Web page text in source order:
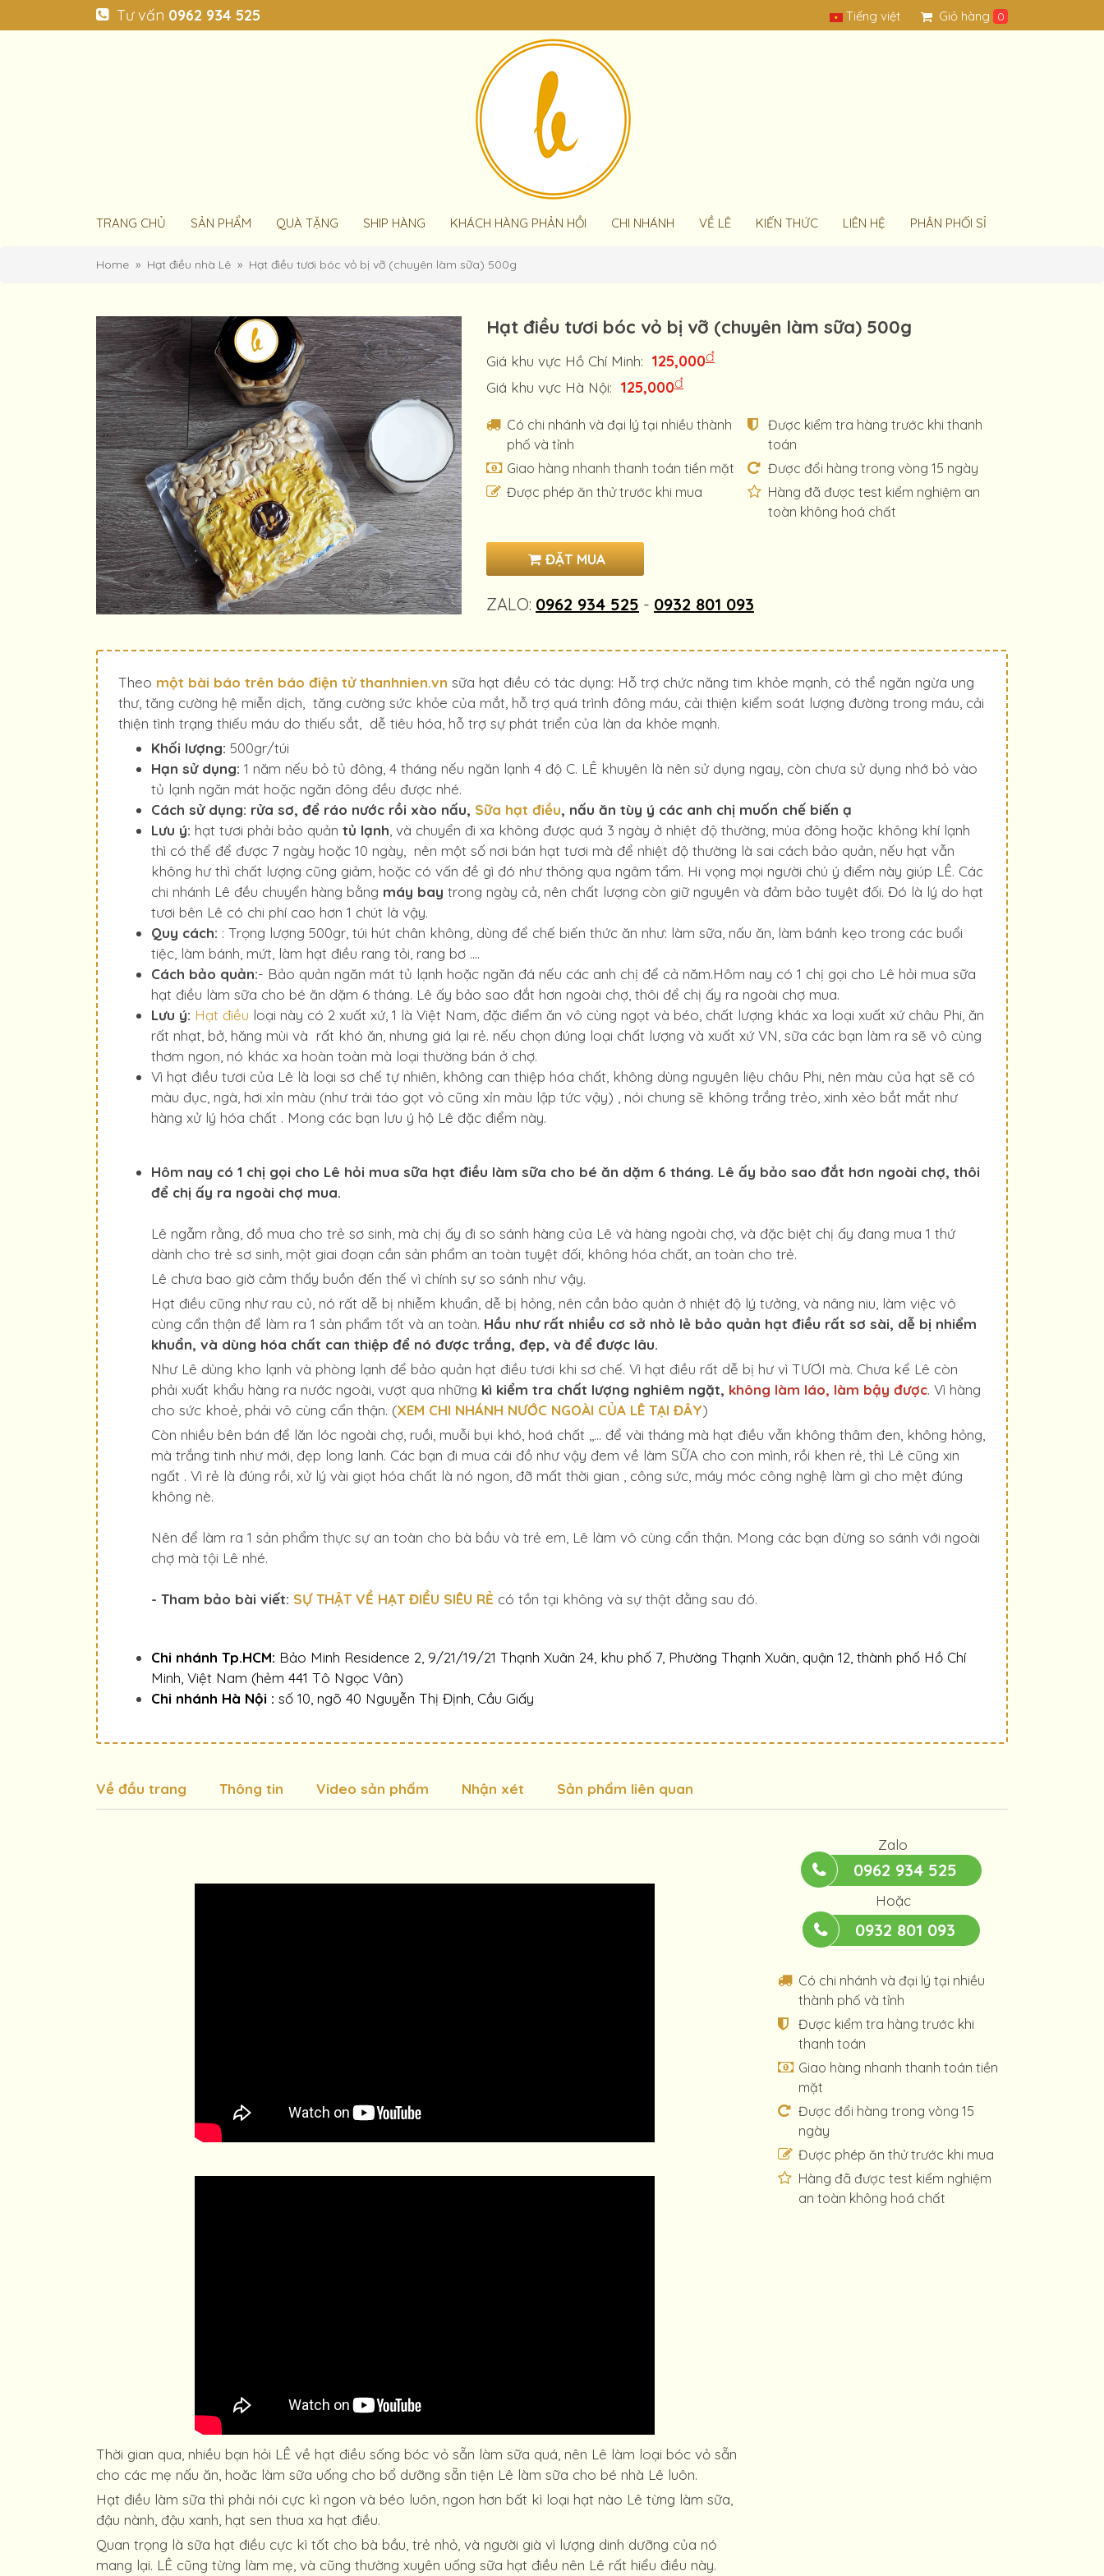
Tư vấn 0962 934 525 Tiếng việt Giỏ hàng 0
TRANG CHỦ SẢN PHẨM QUÀ TẶNG SHIP HÀNG KHÁCH HÀNG PHẢN HỒI CHI NHÁNH VỀ LÊ KIẾN THỨC LIÊN HỆ PHÂN PHỐI SỈ
Home Hạt điều nhà Lê Hạt điều tươi bóc vỏ bị vỡ (chuyên làm sữa) 500g
Hạt điều tươi bóc vỏ bị vỡ (chuyên làm sữa) 500g
Giá khu vực Hồ Chí Minh: 125,000đ
Giá khu vực Hà Nội: 125,000đ
Có chi nhánh và đại lý tại nhiều thành
phố và tỉnh
Được kiểm tra hàng trước khi thanh
toán
Giao hàng nhanh thanh toán tiền mặt
Được đổi hàng trong vòng 15 ngày
Được phép ăn thử trước khi mua
Hàng đã được test kiểm nghiệm an
toàn không hoá chất
ĐẶT MUA
ZALO: 0962 934 525 - 0932 801 093
Theo một bài báo trên báo điện tử thanhnien.vn sữa hạt điều có tác dụng: Hỗ trợ chức năng tim khỏe mạnh, có thể ngăn ngừa ung
thư, tăng cường hệ miễn dịch, tăng cường sức khỏe của mắt, hỗ trợ quá trình đông máu, cải thiện kiểm soát lượng đường trong máu, cải
thiện tình trạng thiếu máu do thiếu sắt, dễ tiêu hóa, hỗ trợ sự phát triển của làn da khỏe mạnh.
Khối lượng: 500gr/túi
Hạn sử dụng: 1 năm nếu bỏ tủ đông, 4 tháng nếu ngăn lạnh 4 độ C. LÊ khuyên là nên sử dụng ngay, còn chưa sử dụng nhớ bỏ vào
tủ lạnh ngăn mát hoặc ngăn đông đều được nhé.
Cách sử dụng: rửa sơ, để ráo nước rồi xào nấu, Sữa hạt điều, nấu ăn tùy ý các anh chị muốn chế biến ạ
Lưu ý: hạt tươi phải bảo quản tủ lạnh , và chuyển đi xa không được quá 3 ngày ở nhiệt độ thường, mùa đông hoặc không khí lạnh
thì có thể để được 7 ngày hoặc 10 ngày, nên một số nơi bán hạt tươi mà để nhiệt độ thường là sai cách bảo quản, nếu hạt vẫn
không hư thì chất lượng cũng giảm, hoặc có vấn đề gì đó như thông qua ngâm tẩm. Hi vọng mọi người chú ý điểm này giúp LÊ. Các
chi nhánh Lê đều chuyển hàng bằng máy bay trong ngày cả, nên chất lượng còn giữ nguyên và đảm bảo tuyệt đối. Đó là lý do hạt
tươi bên Lê có chi phí cao hơn 1 chút là vậy.
Quy cách: : Trọng lượng 500gr, túi hút chân không, dùng để chế biến thức ăn như: làm sữa, nấu ăn, làm bánh kẹo trong các buổi
tiệc, làm bánh, mứt, làm hạt điều rang tỏi, rang bơ ....
Cách bảo quản:- Bảo quản ngăn mát tủ lạnh hoặc ngăn đá nếu các anh chị để cả năm.Hôm nay có 1 chị gọi cho Lê hỏi mua sữa
hạt điều làm sữa cho bé ăn dặm 6 tháng. Lê ấy bảo sao đắt hơn ngoài chợ, thôi để chị ấy ra ngoài chợ mua.
Lưu ý: Hạt điều loại này có 2 xuất xứ, 1 là Việt Nam, đặc điểm ăn vô cùng ngọt và béo, chất lượng khác xa loại xuất xứ châu Phi, ăn
rất nhạt, bở, hăng mùi và rất khó ăn, nhưng giá lại rẻ. nếu chọn đúng loại chất lượng và xuất xứ VN, sữa các bạn làm ra sẽ vô cùng
thơm ngon, nó khác xa hoàn toàn mà loại thường bán ở chợ.
Vì hạt điều tươi của Lê là loại sơ chế tự nhiên, không can thiệp hóa chất, không dùng nguyên liệu châu Phi, nên màu của hạt sẽ có
màu đục, ngà, hơi xỉn màu (như trái táo gọt vỏ cũng xỉn màu lập tức vậy) , nói chung sẽ không trắng trẻo, xinh xẻo bắt mắt như
hàng xử lý hóa chất . Mong các bạn lưu ý hộ Lê đặc điểm này.
Hôm nay có 1 chị gọi cho Lê hỏi mua sữa hạt điều làm sữa cho bé ăn dặm 6 tháng. Lê ấy bảo sao đắt hơn ngoài chợ, thôi
để chị ấy ra ngoài chợ mua.
Lê ngẫm rằng, đồ mua cho trẻ sơ sinh, mà chị ấy đi so sánh hàng của Lê và hàng ngoài chợ, và đặc biệt chị ấy đang mua 1 thứ
dành cho trẻ sơ sinh, một giai đoạn cần sản phẩm an toàn tuyệt đối, không hóa chất, an toàn cho trẻ.
Lê chưa bao giờ cảm thấy buồn đến thế vì chính sự so sánh như vậy.
Hạt điều cũng như rau củ, nó rất dễ bị nhiễm khuẩn, dễ bị hỏng, nên cần bảo quản ở nhiệt độ lý tưởng, và nâng niu, làm việc vô
cùng cẩn thận để làm ra 1 sản phẩm tốt và an toàn. Hầu như rất nhiều cơ sở nhỏ lẻ bảo quản hạt điều rất sơ sài, dễ bị nhiểm
khuẩn, và dùng hóa chất can thiệp để nó được trắng, đẹp, và để được lâu.
Như Lê dùng kho lạnh và phòng lạnh để bảo quản hạt điều tươi khi sơ chế. Vì hạt điều rất dễ bị hư vì TƯƠI mà. Chưa kể Lê còn
phải xuất khẩu hàng ra nước ngoài, vượt qua những kì kiểm tra chất lượng nghiêm ngặt, không làm láo, làm bậy được. Vì hàng
cho sức khoẻ, phải vô cùng cẩn thận. (XEM CHI NHÁNH NƯỚC NGOÀI CỦA LÊ TẠI ĐÂY)
Còn nhiều bên bán để lăn lóc ngoài chợ, ruồi, muỗi bụi khó, hoá chất ,,... để vài tháng mà hạt điều vẫn không thâm đen, không hỏng,
mà trắng tinh như mới, đẹp long lanh. Các bạn đi mua cái đồ như vậy đem về làm SỮA cho con mình, rồi khen rẻ, thì Lê cũng xin
ngất . Vì rẻ là đúng rồi, xử lý vài giọt hóa chất là nó ngon, đỡ mất thời gian , công sức, máy móc công nghệ làm gì cho mệt đúng
không nè.
Nên để làm ra 1 sản phẩm thực sự an toàn cho bà bầu và trẻ em, Lê làm vô cùng cẩn thận. Mong các bạn đừng so sánh với ngoài
chợ mà tội Lê nhé.
- Tham bảo bài viết: SỰ THẬT VỀ HẠT ĐIỀU SIÊU RẺ có tồn tại không và sự thật đằng sau đó.
Chi nhánh Tp.HCM: Bảo Minh Residence 2, 9/21/19/21 Thạnh Xuân 24, khu phố 7, Phường Thạnh Xuân, quận 12, thành phố Hồ Chí
Minh, Việt Nam (hẻm 441 Tô Ngọc Vân)
Chi nhánh Hà Nội : số 10, ngõ 40 Nguyễn Thị Định, Cầu Giấy
Về đầu trang Thông tin Video sản phẩm Nhận xét Sản phẩm liên quan
Thời gian qua, nhiều bạn hỏi LÊ về hạt điều sống bóc vỏ sẵn làm sữa quá, nên Lê làm loại bóc vỏ sẵn
cho các mẹ nấu ăn, hoăc làm sữa uống cho bổ dưỡng sẵn tiện Lê làm sữa cho bé nhà Lê luôn.
Hạt điều làm sữa thì phải nói cực kì ngon và béo luôn, ngon hơn bất kì loại hạt nào Lê từng làm sữa,
đậu nành, đậu xanh, hạt sen thua xa hạt điều.
Quan trọng là sữa hạt điều cực kì tốt cho bà bầu, trẻ nhỏ, và người già vì lượng dinh dưỡng của nó
mang lại. LÊ cũng từng làm mẹ, và cũng thường xuyên uống sữa hạt điều nên Lê rất hiểu điều này.
Zalo
0962 934 525
Hoặc
0932 801 093
Có chi nhánh và đại lý tại nhiều
thành phố và tỉnh
Được kiểm tra hàng trước khi
thanh toán
Giao hàng nhanh thanh toán tiền
mặt
Được đổi hàng trong vòng 15
ngày
Được phép ăn thử trước khi mua
Hàng đã được test kiểm nghiệm
an toàn không hoá chất